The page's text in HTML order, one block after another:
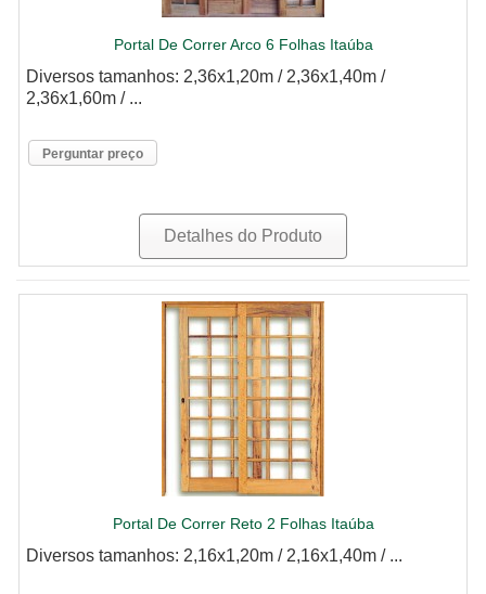
Portal De Correr Arco 6 Folhas Itaúba
Diversos tamanhos: 2,36x1,20m / 2,36x1,40m /
2,36x1,60m / ...
Perguntar preço
Detalhes do Produto
Portal De Correr Reto 2 Folhas Itaúba
Diversos tamanhos: 2,16x1,20m / 2,16x1,40m / ...